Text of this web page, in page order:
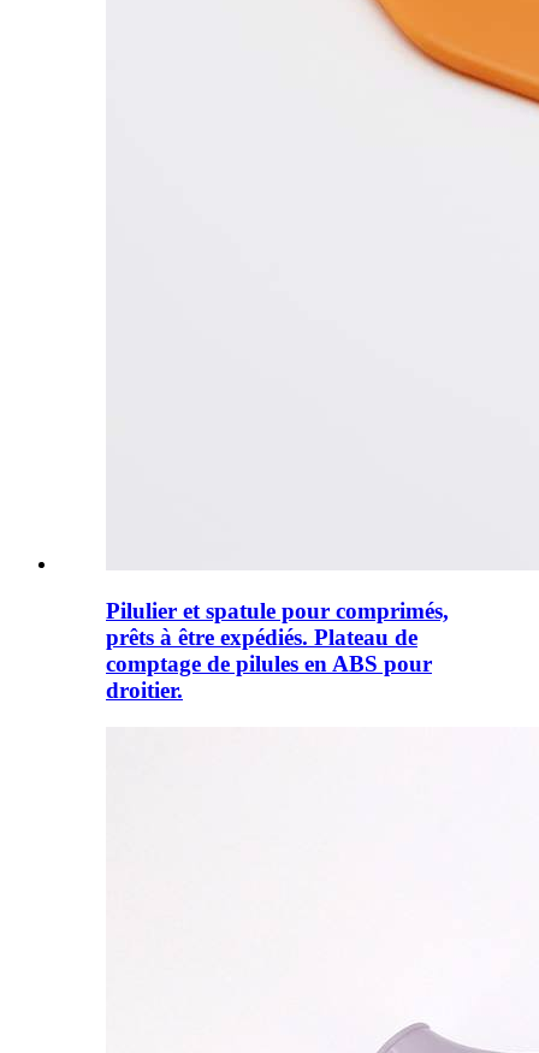
Pilulier et spatule pour comprimés,
prêts à être expédiés. Plateau de
comptage de pilules en ABS pour
droitier.